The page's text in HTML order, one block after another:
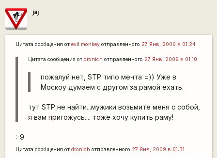
jaj
Цитата сообщения от evil monkeyотправленного 27 Янв, 2009 в 01:24
Цитата сообщения от dronich отправленного 27 Янв, 2009 в 01:10
пожалуй нет, STP типо мечта =)) Уже в
Москоу думаем с другом за рамой ехать.
тут STP не найти...мужики возьмите меня с собой,
я вам пригожусь.... тоже хочу купить раму!
:-9
Цитата сообщения от dronich отправленного 27 Янв, 2009 в 01:31